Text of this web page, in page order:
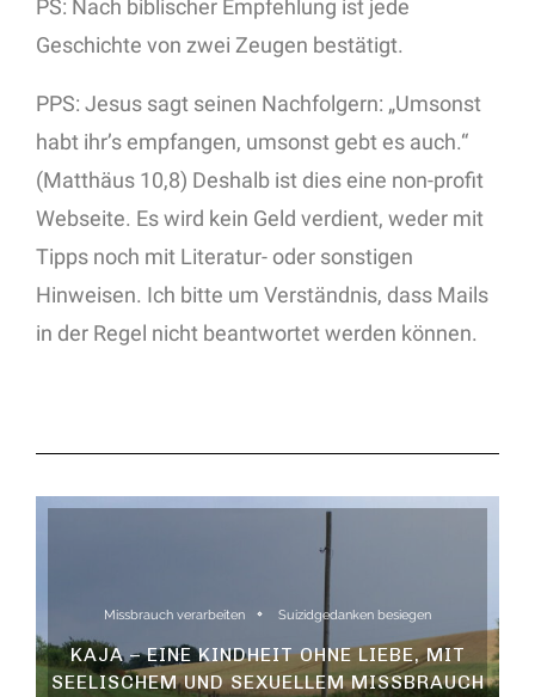
PS: Nach biblischer Empfehlung ist jede
Geschichte von zwei Zeugen bestätigt.
PPS: Jesus sagt seinen Nachfolgern: „Umsonst
habt ihr’s empfangen, umsonst gebt es auch.“
(Matthäus 10,8) Deshalb ist dies eine non-profit
Webseite. Es wird kein Geld verdient, weder mit
Tipps noch mit Literatur- oder sonstigen
Hinweisen. Ich bitte um Verständnis, dass Mails
in der Regel nicht beantwortet werden können.
Missbrauch verarbeiten Suizidgedanken besiegen
KAJA – EINE KINDHEIT OHNE LIEBE, MIT
SEELISCHEM UND SEXUELLEM MISSBRAUCH